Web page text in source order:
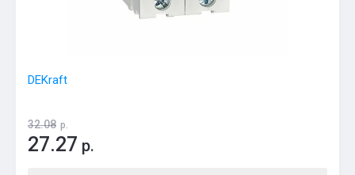
DEKraft
32.08 р.
27.27 р.